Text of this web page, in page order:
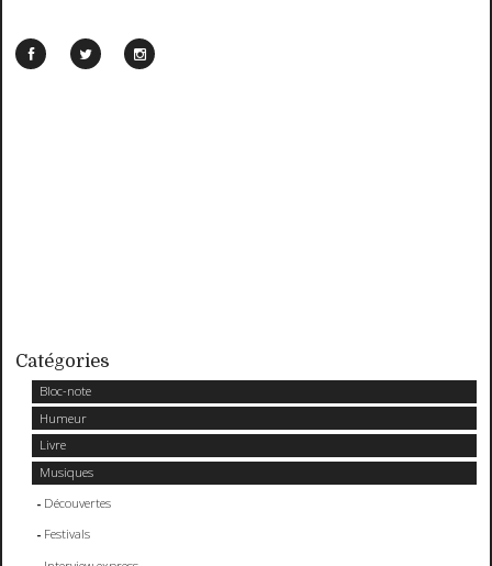
Catégories
Bloc-note
Humeur
Livre
Musiques
Découvertes
Festivals